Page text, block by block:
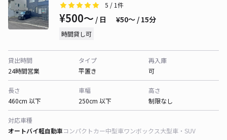
5 / 1件
¥500〜 / 日 ¥50〜 / 15分
時間貸し可
貸出時間
24時間営業
タイプ
平置き
再入庫
可
長さ
460cm 以下
車幅
250cm 以下
高さ
制限なし
対応車種
オートバイ軽自動車コンパクトカー中型車ワンボックス大型車・SUV